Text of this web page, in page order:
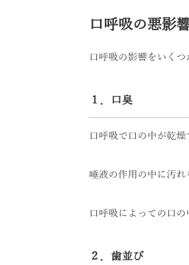
口呼吸の悪影
口呼吸の影響をいくつ
１．口臭
口呼吸で口の中が乾
唾液の作用の中に汚
口呼吸によっての口の
２．歯並び